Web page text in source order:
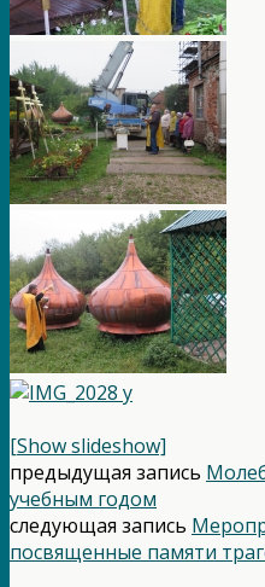
[Show slideshow]
предыдущая запись
учебным годом
следующая запись
посвященные памяти